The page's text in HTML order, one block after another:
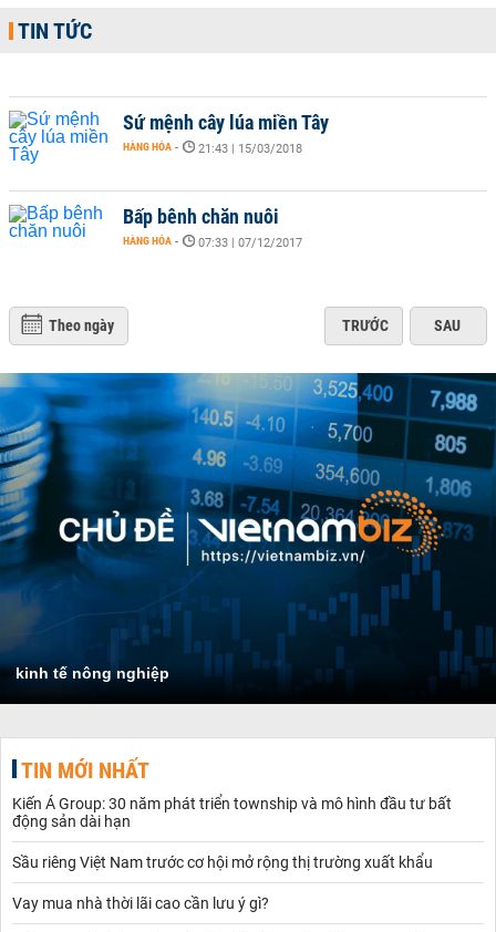
TIN TỨC
Sứ mệnh cây lúa miền Tây
HÀNG HÓA - 21:43 | 15/03/2018
Bấp bênh chăn nuôi
HÀNG HÓA - 07:33 | 07/12/2017
Theo ngày TRƯỚC SAU
kinh tế nông nghiệp
TIN MỚI NHẤT
Kiến Á Group: 30 năm phát triển township và mô hình đầu tư bất
động sản dài hạn
Sầu riêng Việt Nam trước cơ hội mở rộng thị trường xuất khẩu
Vay mua nhà thời lãi cao cần lưu ý gì?